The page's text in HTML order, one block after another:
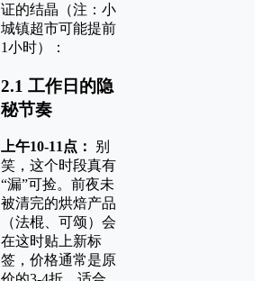
证的结晶（注：小
城镇超市可能提前
1小时）：
2.1 工作日的隐
秘节奏
上午10-11点：
别
笑，这个时段真有
“漏”可捡。前夜未
被清完的烘焙产品
（法棍、可颂）会
在这时贴上新标
签，价格通常是原